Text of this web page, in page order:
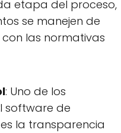
etapa del proceso,
se manejen de
las normativas
: Uno de los
software de
la transparencia